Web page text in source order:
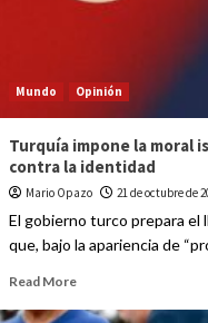
Mundo Opinión
Turquía impone la moral
contra la identidad
Mario Opazo 21 de octubre de
El gobierno turco prepara el
que, bajo la apariencia de
Read More